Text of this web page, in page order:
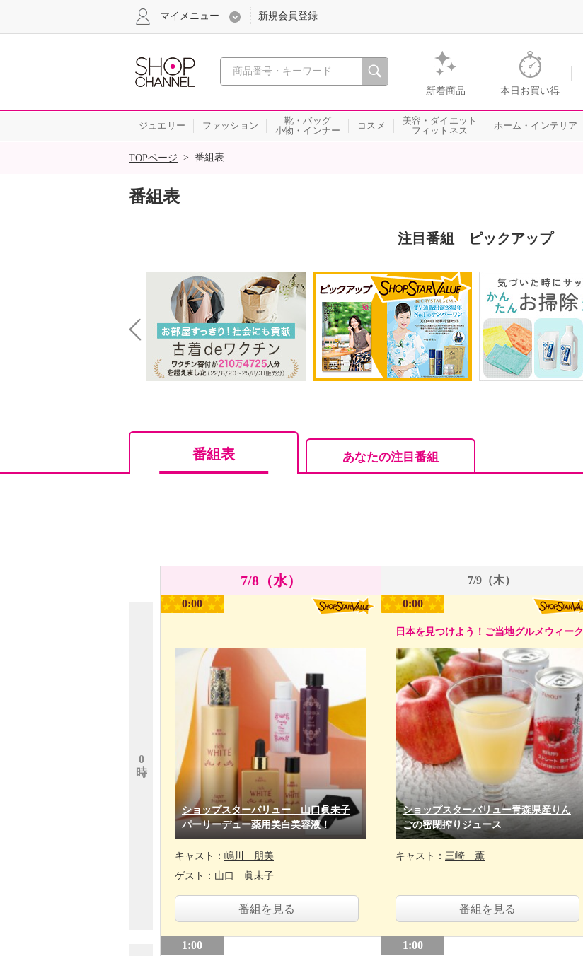
心おどる、瞬間を。通販・テレビショッピングのショップチャンネル
新着商品 本日お買い得
マイメニュー 新規会員登録
ジュエリー ファッション
靴・バッグ
小物・インナー
コスメ
美容・ダイエット
フィットネス
ホーム・インテリア
SALE
TOPページ > 番組表
番組表
注目番組 ピックアップ
番組表 あなたの注目番組
7/8（水） 7/9（木）
0
時
0:00
ショップスターバリュー 山口眞未子
パーリーデュー薬用美白美容液！
キャスト： 嶋川 朋美
ゲスト： 山口 眞未子
番組を見る
1:00
0:00
日本を見つけよう！ご当地グルメウィーク
ショップスターバリュー青森県産りん
ごの密閉搾りジュース
キャスト： 三崎 薫
番組を見る
1:00